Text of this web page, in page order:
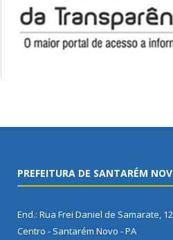
PREFEITURA DE SANTARÉM
End.: Rua Frei Daniel de Samarate,
Centro - Santarém Novo - PA